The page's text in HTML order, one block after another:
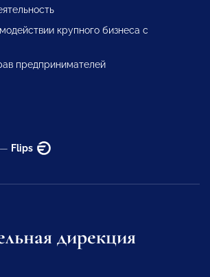
крупного бизнеса с
предпринимателей
— Flips
дирекция